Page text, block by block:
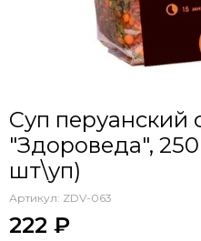
Суп перуанский
"Здороведа",
шт\уп)
Артикул: ZDV-063
222 ₽